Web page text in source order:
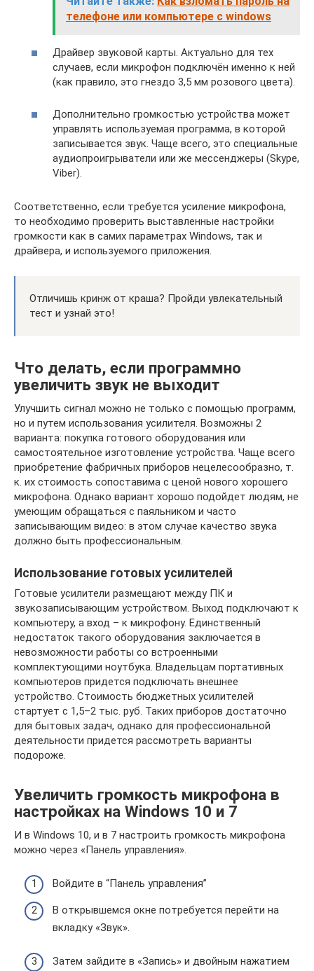
телефоне или компьютере с windows
Драйвер звуковой карты. Актуально для тех
случаев, если микрофон подключён именно к ней
(как правило, это гнездо 3,5 мм розового цвета).
Дополнительно громкостью устройства может
управлять используемая программа, в которой
записывается звук. Чаще всего, это специальные
аудиопроигрыватели или же мессенджеры (Skype,
Viber).
Соответственно, если требуется усиление микрофона,
то необходимо проверить выставленные настройки
громкости как в самих параметрах Windows, так и
драйвера, и используемого приложения.
Отличишь кринж от краша? Пройди увлекательный
тест и узнай это!
Что делать, если программно
увеличить звук не выходит
Улучшить сигнал можно не только с помощью программ,
но и путем использования усилителя. Возможны 2
варианта: покупка готового оборудования или
самостоятельное изготовление устройства. Чаще всего
приобретение фабричных приборов нецелесообразно, т.
к. их стоимость сопоставима с ценой нового хорошего
микрофона. Однако вариант хорошо подойдет людям, не
умеющим обращаться с паяльником и часто
записывающим видео: в этом случае качество звука
должно быть профессиональным.
Использование готовых усилителей
Готовые усилители размещают между ПК и
звукозаписывающим устройством. Выход подключают к
компьютеру, а вход – к микрофону. Единственный
недостаток такого оборудования заключается в
невозможности работы со встроенными
комплектующими ноутбука. Владельцам портативных
компьютеров придется подключать внешнее
устройство. Стоимость бюджетных усилителей
стартует с 1,5–2 тыс. руб. Таких приборов достаточно
для бытовых задач, однако для профессиональной
деятельности придется рассмотреть варианты
подороже.
Увеличить громкость микрофона в
настройках на Windows 10 и 7
И в Windows 10, и в 7 настроить громкость микрофона
можно через «Панель управления».
Войдите в “Панель управления”
В открывшемся окне потребуется перейти на
вкладку «Звук».
Затем зайдите в «Запись» и двойным нажатием